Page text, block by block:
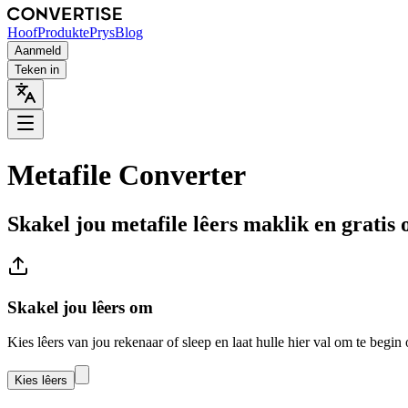
HoofProduktePrysBlog
Aanmeld
Teken in
Metafile Converter
Skakel jou metafile lêers maklik en gratis
Skakel jou lêers om
Kies lêers van jou rekenaar of sleep en laat hulle hier val om te begin
Kies lêers